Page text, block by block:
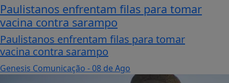
Paulistanos enfrentam filas para tomar
vacina contra sarampo
Paulistanos enfrentam filas para tomar
vacina contra sarampo
Genesis Comunicação - 08 de Ago